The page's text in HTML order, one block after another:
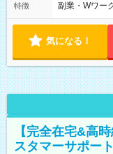
特徴 副業・Wワー
気になる！
【完全在宅&高
スタマーサポート